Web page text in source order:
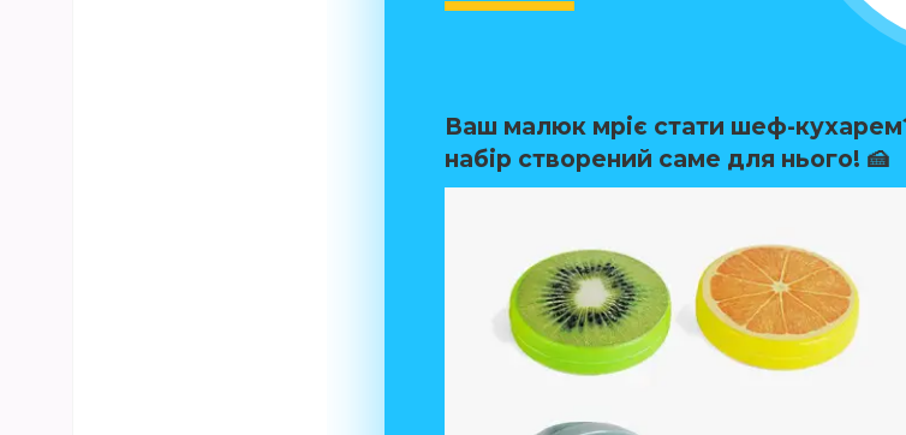
Ваш малюк мріє стати шеф-
набір створений саме для нього! 🍰